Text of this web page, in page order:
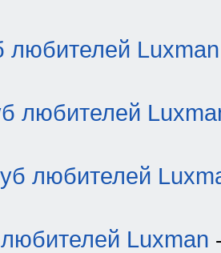
любителей Luxman
любителей
любителей
Luxman